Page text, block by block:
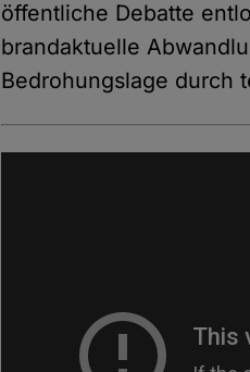
öffentliche Debatte
brandaktuelle
Bedrohungslage durch